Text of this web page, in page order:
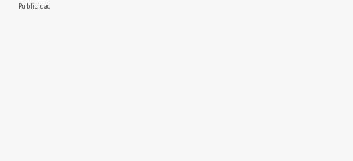
Publicidad